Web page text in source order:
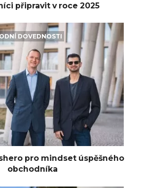
připravit v roce 2025
DOVEDNOSTI
pro mindset úspěšného
obchodníka